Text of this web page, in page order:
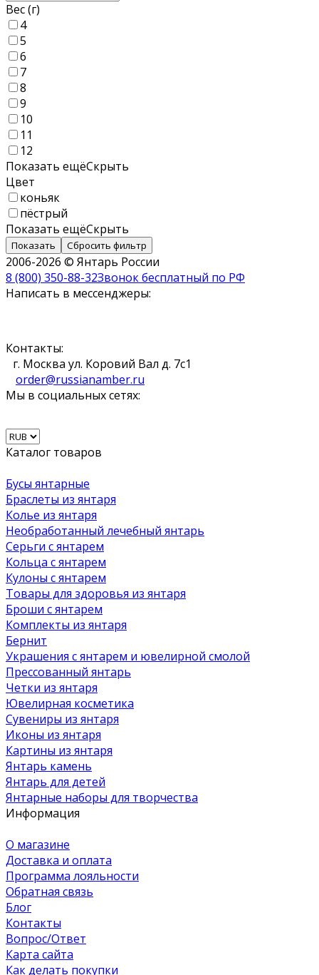
Вес (г)
4
5
6
7
8
9
10
11
12
Показать ещёСкрыть
Цвет
коньяк
пёстрый
Показать ещёСкрыть
Показать Сбросить фильтр
2006-2026 © Янтарь России
8 (800) 350-88-32Звонок бесплатный по РФ
Написать в мессенджеры:
Контакты:
г. Москва ул. Коровий Вал д. 7с1
order@russianamber.ru
Мы в социальных сетях:
Каталог товаров
Бусы янтарные
Браслеты из янтаря
Колье из янтаря
Необработанный лечебный янтарь
Серьги с янтарем
Кольца с янтарем
Кулоны с янтарем
Товары для здоровья из янтаря
Броши с янтарем
Комплекты из янтаря
Бернит
Украшения с янтарем и ювелирной смолой
Прессованный янтарь
Четки из янтаря
Ювелирная косметика
Сувениры из янтаря
Иконы из янтаря
Картины из янтаря
Янтарь камень
Янтарь для детей
Янтарные наборы для творчества
Информация
О магазине
Доставка и оплата
Программа лояльности
Обратная связь
Блог
Контакты
Вопрос/Ответ
Карта сайта
Как делать покупки